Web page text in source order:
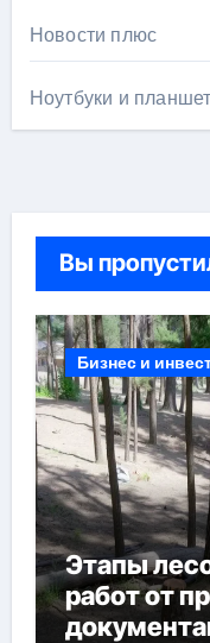
Новости плюс
Ноутбуки и
Вы
Бизнес и
Этапы
работ от